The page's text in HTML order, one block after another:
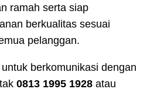
ramah serta siap
berkualitas sesuai
pelanggan.
berkomunikasi dengan
0813 1995 1928 atau